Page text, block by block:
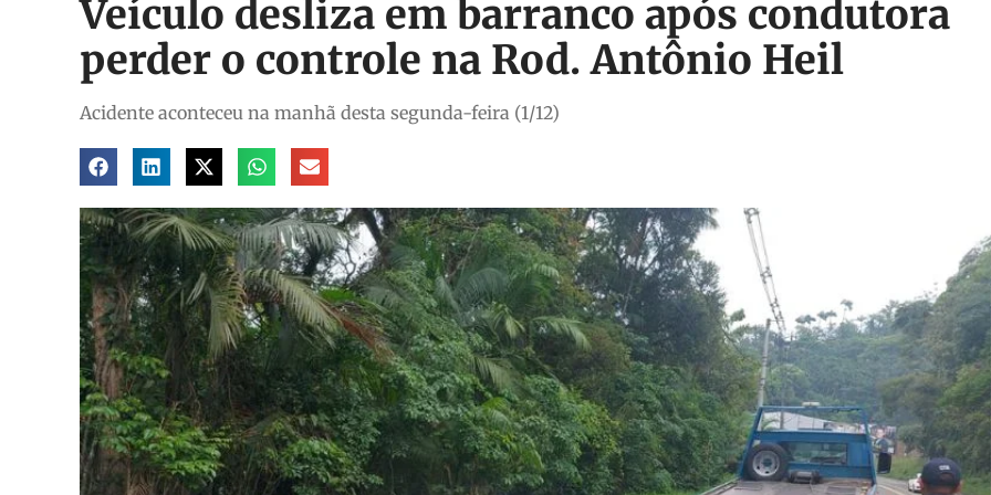
Veículo desliza em barranco após condutora
perder o controle na Rod. Antônio Heil
Acidente aconteceu na manhã desta segunda-feira (1/12)